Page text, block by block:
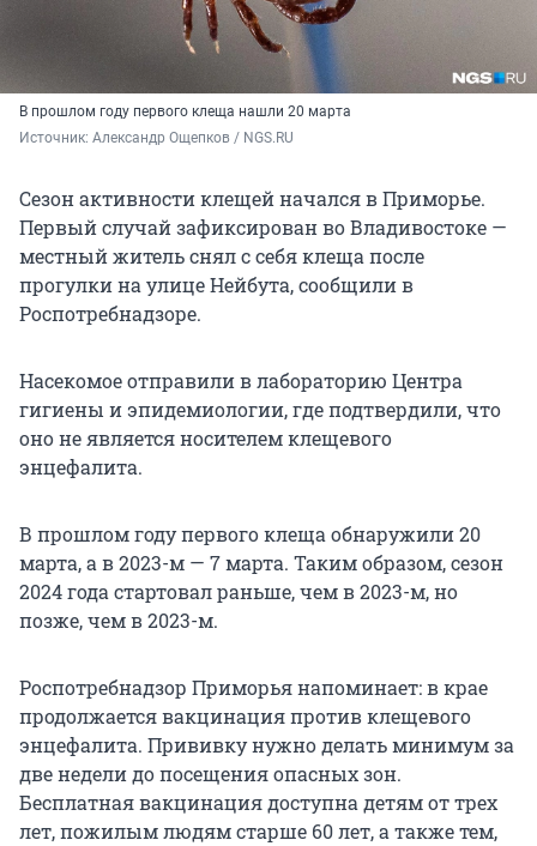
В прошлом году первого клеща нашли 20 марта
Источник: Александр Ощепков / NGS.RU
Сезон активности клещей начался в Приморье.
Первый случай зафиксирован во Владивостоке —
местный житель снял с себя клеща после
прогулки на улице Нейбута, сообщили в
Роспотребнадзоре.
Насекомое отправили в лабораторию Центра
гигиены и эпидемиологии, где подтвердили, что
оно не является носителем клещевого
энцефалита.
В прошлом году первого клеща обнаружили 20
марта, а в 2023-м — 7 марта. Таким образом, сезон
2024 года стартовал раньше, чем в 2023-м, но
позже, чем в 2023-м.
Роспотребнадзор Приморья напоминает: в крае
продолжается вакцинация против клещевого
энцефалита. Прививку нужно делать минимум за
две недели до посещения опасных зон.
Бесплатная вакцинация доступна детям от трех
лет, пожилым людям старше 60 лет, а также тем,